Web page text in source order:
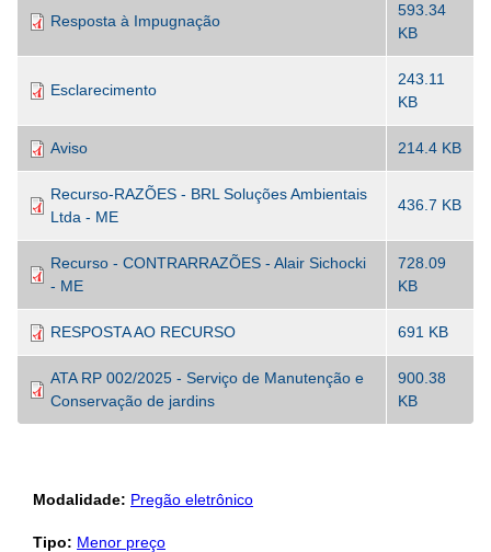
Resposta à Impugnação
593.34
KB
Esclarecimento
243.11
KB
Aviso 214.4 KB
Recurso-RAZÕES - BRL Soluções Ambientais
Ltda - ME
436.7 KB
Recurso - CONTRARRAZÕES - Alair Sichocki
- ME
728.09
KB
RESPOSTA AO RECURSO 691 KB
ATA RP 002/2025 - Serviço de Manutenção e
Conservação de jardins
900.38
KB
Modalidade: Pregão eletrônico
Tipo: Menor preço